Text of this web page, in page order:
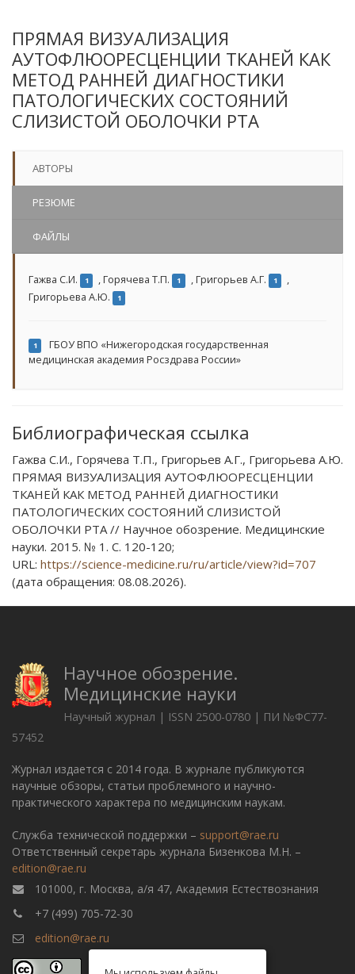
ПРЯМАЯ ВИЗУАЛИЗАЦИЯ
АУТОФЛЮОРЕСЦЕНЦИИ ТКАНЕЙ КАК
МЕТОД РАННЕЙ ДИАГНОСТИКИ
ПАТОЛОГИЧЕСКИХ СОСТОЯНИЙ
СЛИЗИСТОЙ ОБОЛОЧКИ РТА
АВТОРЫ
РЕЗЮМЕ
ФАЙЛЫ
Гажва С.И. 1 ,Горячева Т.П. 1 ,Григорьев А.Г. 1
,
Григорьева А.Ю.
1
1
ГБОУ ВПО «Нижегородская государственная
медицинская академия Росздрава России»
Библиографическая ссылка
Гажва С.И., Горячева Т.П., Григорьев А.Г., Григорьева А.Ю.
ПРЯМАЯ ВИЗУАЛИЗАЦИЯ АУТОФЛЮОРЕСЦЕНЦИИ
ТКАНЕЙ КАК МЕТОД РАННЕЙ ДИАГНОСТИКИ
ПАТОЛОГИЧЕСКИХ СОСТОЯНИЙ СЛИЗИСТОЙ
ОБОЛОЧКИ РТА // Научное обозрение. Медицинские
науки. 2015. № 1. С. 120-120;
URL: https://science-medicine.ru/ru/article/view?id=707
(дата обращения: 08.08.2026).
Научное обозрение.
Медицинские науки
Научный журнал | ISSN 2500-0780 | ПИ №ФС77-
57452
Журнал издается с 2014 года. В журнале публикуются
научные обзоры, статьи проблемного и научно-
практического характера по медицинским наукам.
Служба технической поддержки – support@rae.ru
Ответственный секретарь журнала Бизенкова М.Н. –
edition@rae.ru
101000, г. Москва, а/я 47, Академия Естествознания
+7 (499) 705-72-30
edition@rae.ru